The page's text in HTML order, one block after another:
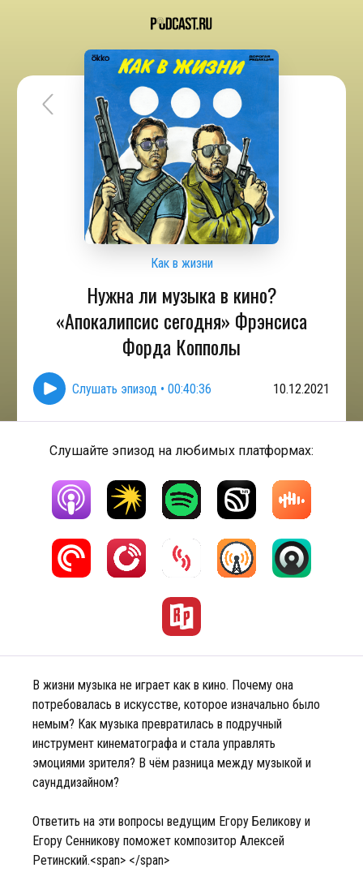
Как в жизни
Нужна ли музыка в кино?
«Апокалипсис сегодня» Фрэнсиса
Форда Копполы
Слушать эпизод • 00:40:36 10.12.2021
Слушайте эпизод на любимых платформах:
В жизни музыка не играет как в кино. Почему она
потребовалась в искусстве, которое изначально было
немым? Как музыка превратилась в подручный
инструмент кинематографа и стала управлять
эмоциями зрителя? В чём разница между музыкой и
саунддизайном?
Ответить на эти вопросы ведущим Егору Беликову и
Егору Сенникову поможет композитор Алексей
Ретинский.<span> </span>